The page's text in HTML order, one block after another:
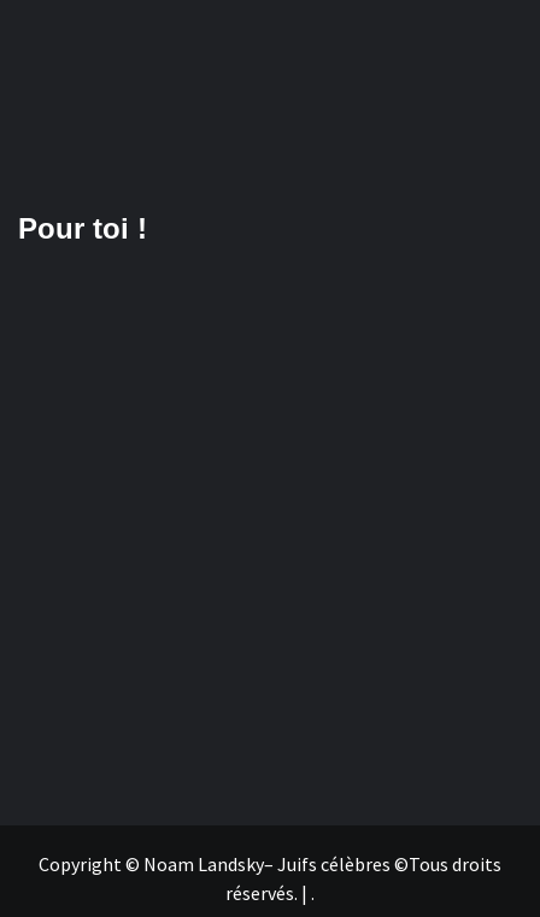
Pour toi !
Copyright © Noam Landsky– Juifs célèbres ©Tous droits
réservés. | .